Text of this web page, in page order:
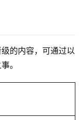
的内容，可通过以
。